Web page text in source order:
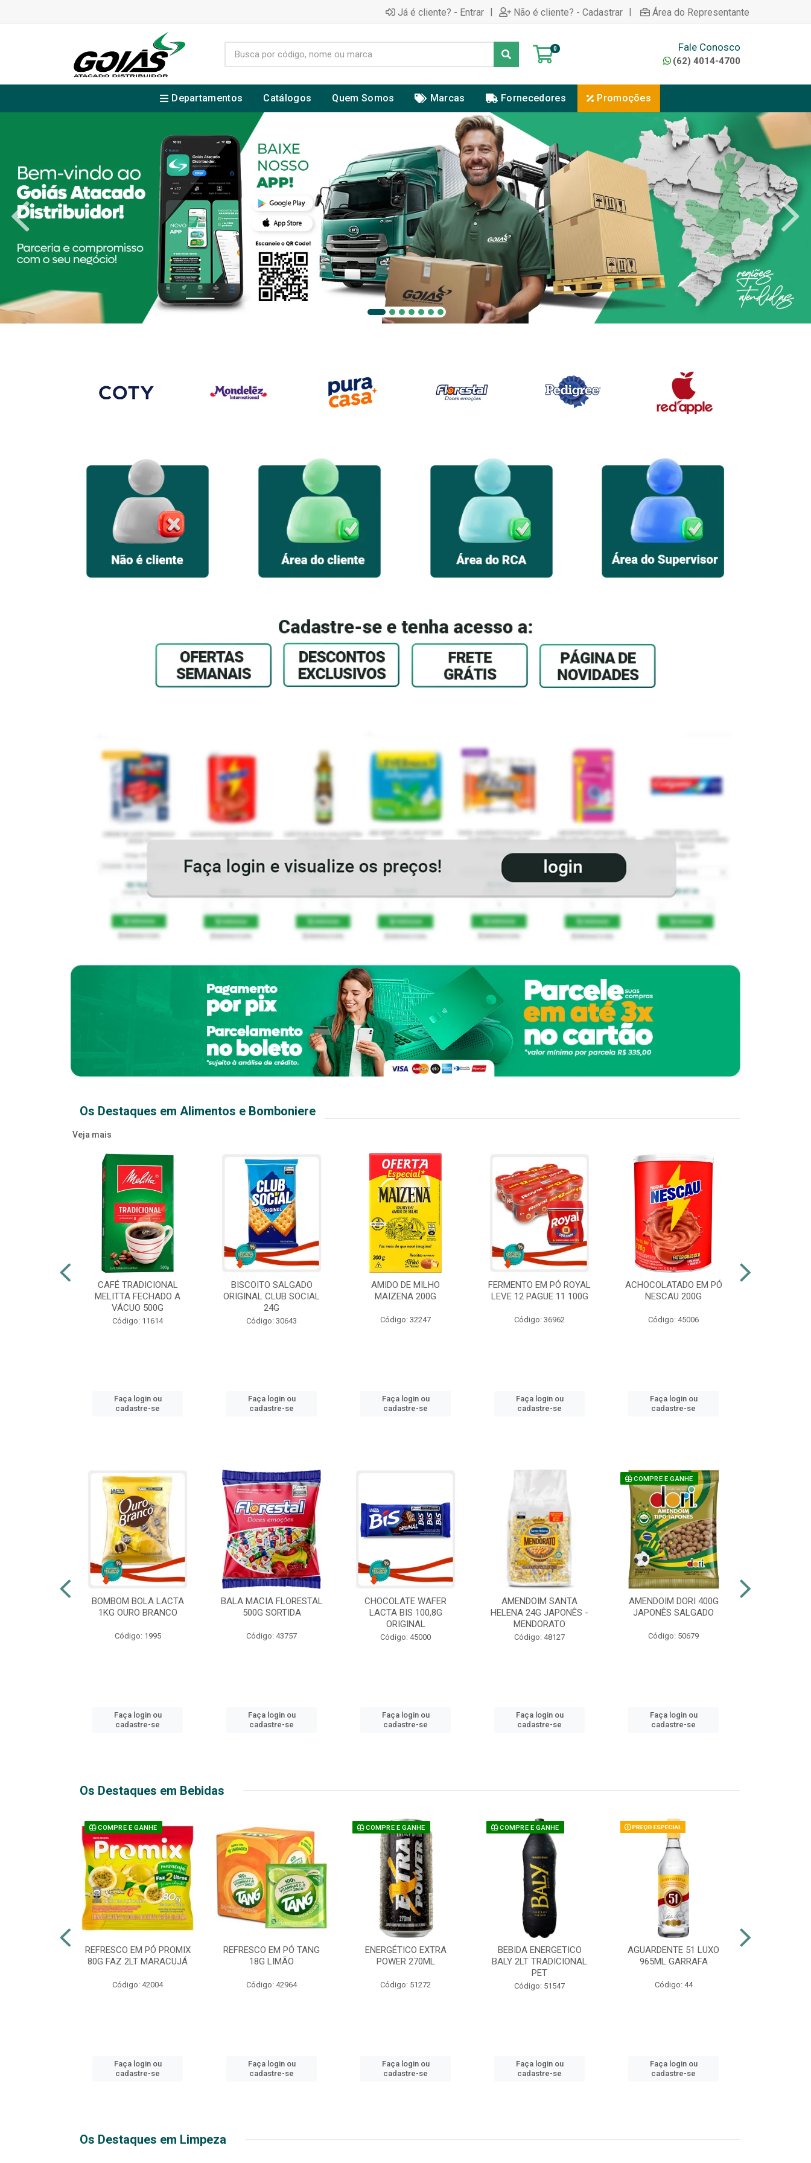
Já é cliente? - Entrar | Não é cliente? - Cadastrar | Área do Representante
0 Fale Conosco
(62) 4014-4700
Departamentos Catálogos Quem Somos Marcas Fornecedores Promoções
Os Destaques em Alimentos e Bomboniere
Veja mais
CAFÉ TRADICIONAL
MELITTA FECHADO A
VÁCUO 500G
Código: 11614
Faça login ou
cadastre-se
BISCOITO SALGADO
ORIGINAL CLUB SOCIAL
24G
Código: 30643
Faça login ou
cadastre-se
AMIDO DE MILHO
MAIZENA 200G
Código: 32247
Faça login ou
cadastre-se
FERMENTO EM PÓ ROYAL
LEVE 12 PAGUE 11 100G
Código: 36962
Faça login ou
cadastre-se
ACHOCOLATADO EM PÓ
NESCAU 200G
Código: 45006
Faça login ou
cadastre-se
BOMBOM BOLA LACTA
1KG OURO BRANCO
Código: 1995
Faça login ou
cadastre-se
BALA MACIA FLORESTAL
500G SORTIDA
Código: 43757
Faça login ou
cadastre-se
CHOCOLATE WAFER
LACTA BIS 100,8G
ORIGINAL
Código: 45000
Faça login ou
cadastre-se
AMENDOIM SANTA
HELENA 24G JAPONÊS -
MENDORATO
Código: 48127
Faça login ou
cadastre-se
COMPRE E GANHE
AMENDOIM DORI 400G
JAPONÊS SALGADO
Código: 50679
Faça login ou
cadastre-se
Os Destaques em Bebidas
COMPRE E GANHE
REFRESCO EM PÓ PROMIX
80G FAZ 2LT MARACUJÁ
Código: 42004
Faça login ou
cadastre-se
REFRESCO EM PÓ TANG
18G LIMÃO
Código: 42964
Faça login ou
cadastre-se
COMPRE E GANHE
ENERGÉTICO EXTRA
POWER 270ML
Código: 51272
Faça login ou
cadastre-se
COMPRE E GANHE
BEBIDA ENERGETICO
BALY 2LT TRADICIONAL
PET
Código: 51547
Faça login ou
cadastre-se
AGUARDENTE 51 LUXO
965ML GARRAFA
Código: 44
Faça login ou
cadastre-se
Os Destaques em Limpeza